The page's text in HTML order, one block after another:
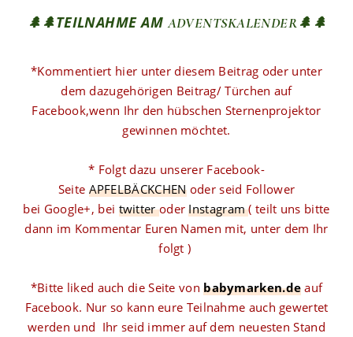
🌲🌲TEILNAHME AMADVENTSKALENDER🌲🌲
*Kommentiert hier unter diesem Beitrag oder unter
dem dazugehörigen Beitrag/ Türchen auf
Facebook,wenn Ihr den hübschen Sternenprojektor
gewinnen möchtet.
* Folgt dazu unserer Facebook-
Seite APFELBÄCKCHENoder seid Follower
bei Google+, bei twitteroderInstagram( teilt uns bitte
dann im Kommentar Euren Namen mit, unter dem Ihr
folgt )
*Bitte liked auch die Seite vonbabymarken.de auf
Facebook. Nur so kann eure Teilnahme auch gewertet
werden und Ihr seid immer auf dem neuesten Stand